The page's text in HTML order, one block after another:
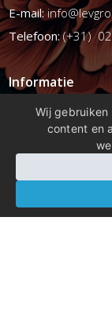
E-mail:
Telefoon:(+31)
Informatie
Mijn account
Wij
content en